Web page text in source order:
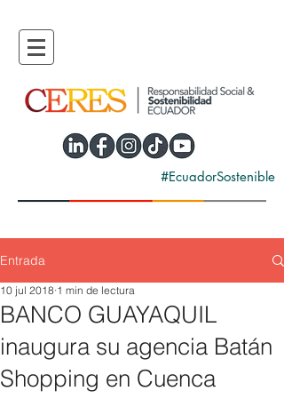
#EcuadorSostenible
Entrada
BANCO GUAYAQUIL
inaugura su agencia Batán
Shopping en Cuenca
10 jul 2018 1 min de lectura